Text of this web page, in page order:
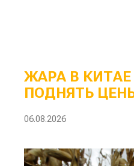
ЖАРА В
ПОДНЯТЬ
06.08.2026